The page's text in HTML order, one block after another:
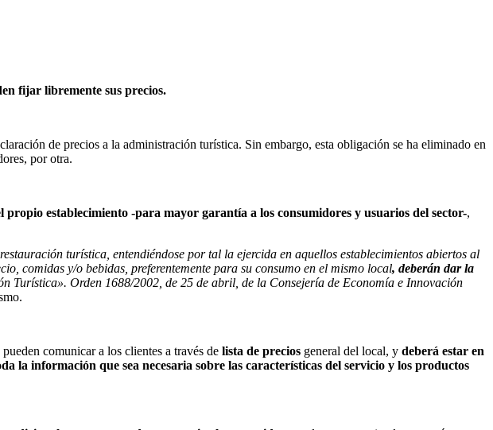
fijar libremente sus precios.
de precios a la administración turística. Sin embargo, esta obligación se ha eliminado en
por otra.
establecimiento -para mayor garantía a los consumidores y usuarios del sector-,
turística, entendiéndose por tal la ejercida en aquellos establecimientos abiertos al
comidas y/o bebidas, preferentemente para su consumo en el mismo local, deberán dar la
Turística». Orden 1688/2002, de 25 de abril, de la Consejería de Economía e Innovación
comunicar a los clientes a través de lista de precios general del local, y deberá estar en
la información que sea necesaria sobre las características del servicio y los productos